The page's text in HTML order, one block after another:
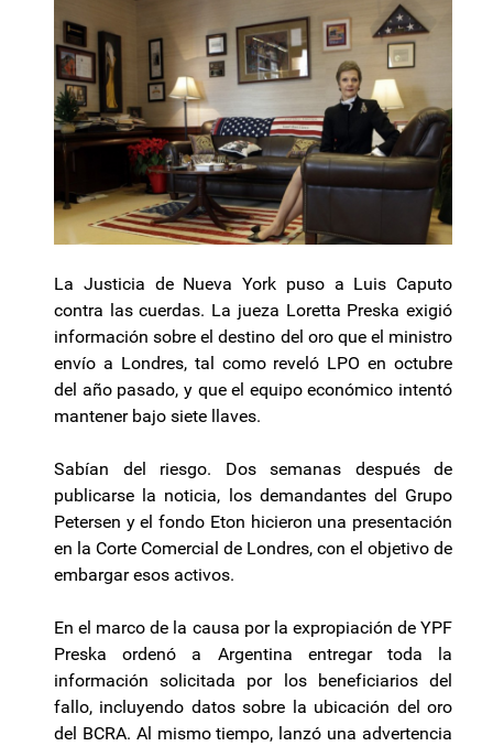
La Justicia de Nueva York puso a Luis Caputo
contra las cuerdas. La jueza Loretta Preska exigió
información sobre el destino del oro que el ministro
envío a Londres, tal como reveló LPO en octubre
del año pasado, y que el equipo económico intentó
mantener bajo siete llaves.
Sabían del riesgo. Dos semanas después de
publicarse la noticia, los demandantes del Grupo
Petersen y el fondo Eton hicieron una presentación
en la Corte Comercial de Londres, con el objetivo de
embargar esos activos.
En el marco de la causa por la expropiación de YPF
Preska ordenó a Argentina entregar toda la
información solicitada por los beneficiarios del
fallo, incluyendo datos sobre la ubicación del oro
del BCRA. Al mismo tiempo, lanzó una advertencia